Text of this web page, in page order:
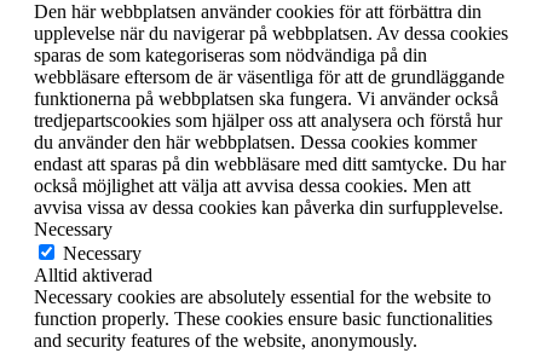
Den här webbplatsen använder cookies för att förbättra din
upplevelse när du navigerar på webbplatsen. Av dessa cookies
sparas de som kategoriseras som nödvändiga på din
webbläsare eftersom de är väsentliga för att de grundläggande
funktionerna på webbplatsen ska fungera. Vi använder också
tredjepartscookies som hjälper oss att analysera och förstå hur
du använder den här webbplatsen. Dessa cookies kommer
endast att sparas på din webbläsare med ditt samtycke. Du har
också möjlighet att välja att avvisa dessa cookies. Men att
avvisa vissa av dessa cookies kan påverka din surfupplevelse.
Necessary
Necessary
Alltid aktiverad
Necessary cookies are absolutely essential for the website to
function properly. These cookies ensure basic functionalities
and security features of the website, anonymously.